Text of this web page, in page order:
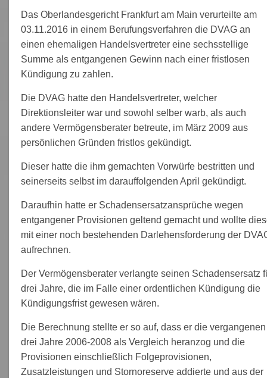
Das Oberlandesgericht Frankfurt am Main verurteilte am
03.11.2016 in einem Berufungsverfahren die DVAG an
einen ehemaligen Handelsvertreter eine sechsstellige
Summe als entgangenen Gewinn nach einer fristlosen
Kündigung zu zahlen.
Die DVAG hatte den Handelsvertreter, welcher
Direktionsleiter war und sowohl selber warb, als auch
andere Vermögensberater betreute, im März 2009 aus
persönlichen Gründen fristlos gekündigt.
Dieser hatte die ihm gemachten Vorwürfe bestritten und
seinerseits selbst im darauffolgenden April gekündigt.
Daraufhin hatte er Schadensersatzansprüche wegen
entgangener Provisionen geltend gemacht und wollte
mit einer noch bestehenden Darlehensforderung der
aufrechnen.
Der Vermögensberater verlangte seinen Schadensersatz
drei Jahre, die im Falle einer ordentlichen Kündigung die
Kündigungsfrist gewesen wären.
Die Berechnung stellte er so auf, dass er die vergangenen
drei Jahre 2006-2008 als Vergleich heranzog und die
Provisionen einschließlich Folgeprovisionen,
Zusatzleistungen und Stornoreserve addierte und aus der